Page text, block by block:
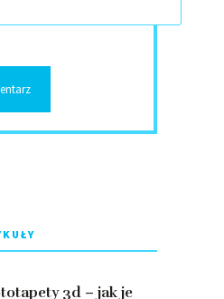
3d – jak je